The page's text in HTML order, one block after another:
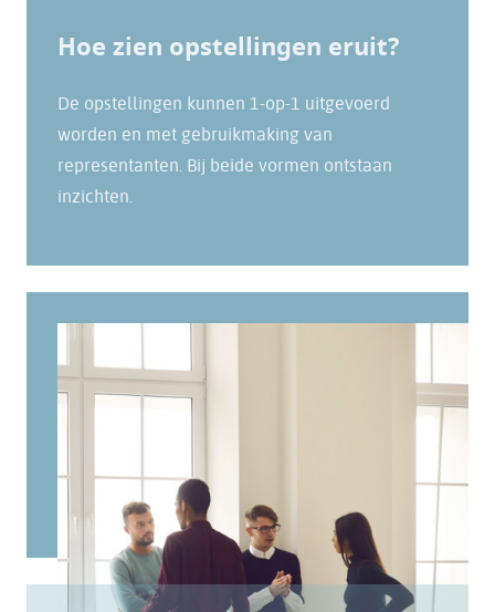
Hoe zien opstellingen eruit?
De opstellingen kunnen 1-op-1 uitgevoerd
worden en met gebruikmaking van
representanten. Bij beide vormen ontstaan
inzichten.